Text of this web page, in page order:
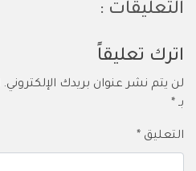
التعليقات :
اترك تعليقاً
لن يتم نشر عنوان بريدك الإلكتروني.
بـ *
التعليق *